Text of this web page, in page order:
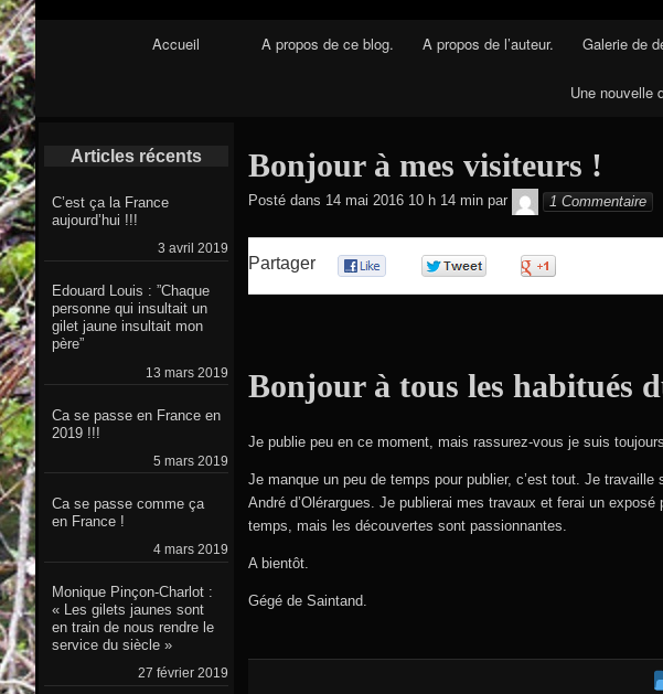
Navigation Principale
Accueil A propos de ce blog. A propos de l’auteur. Galerie de
Une nouvelle
Bonjour à mes visiteurs !
Posté dans 14 mai 2016 10 h 14 min par GEGE DE
1 Commentaire
Partager
Bonjour à tous les habitués
Je publie peu en ce moment, mais rassurez-vous je suis
Je manque un peu de temps pour publier, c’est tout. Je travaille
André d’Olérargues. Je publierai mes travaux et ferai un
temps, mais les découvertes sont passionnantes.
A bientôt.
Gégé de Saintand.
Articles récents
C’est ça la France
aujourd’hui !!!
3 avril 2019
Edouard Louis : ”Chaque
personne qui insultait un
gilet jaune insultait mon
père”
13 mars 2019
Ca se passe en France en
2019 !!!
5 mars 2019
Ca se passe comme ça
en France !
4 mars 2019
Monique Pinçon-Charlot :
« Les gilets jaunes sont
en train de nous rendre le
service du siècle »
27 février 2019